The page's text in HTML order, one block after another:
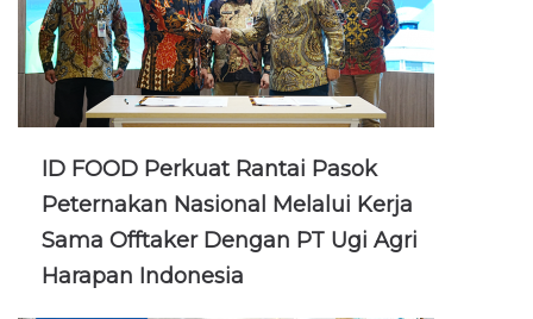
ID FOOD Perkuat Rantai Pasok
Peternakan Nasional Melalui Kerja
Sama Offtaker Dengan PT Ugi Agri
Harapan Indonesia